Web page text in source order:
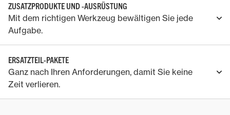
ZUSATZPRODUKTE UND -AUSRÜSTUNG
Mit dem richtigen Werkzeug bewältigen Sie jede
Aufgabe.
ERSATZTEIL-PAKETE
Ganz nach Ihren Anforderungen, damit Sie keine
Zeit verlieren.